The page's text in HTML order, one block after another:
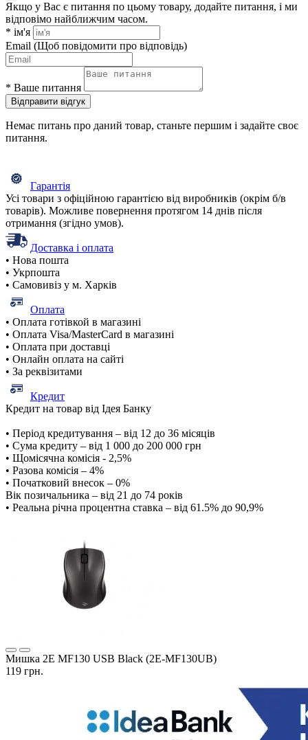
Якщо у Вас є питання по цьому товару, додайте питання, і ми
відповімо найближчим часом.
* ім'я
Email (Щоб повідомити про відповідь)
* Ваше питання
Відправити відгук
Немає питань про даний товар, станьте першим і задайте своє
питання.
Гарантія
Усі товари з офіційною гарантією від виробників (окрім б/в
товарів). Можливе повернення протягом 14 днів після
отримання (згідно умов).
Доставка і оплата
• Нова пошта
• Укрпошта
• Самовивіз у м. Харків
Оплата
• Оплата готівкой в магазині
• Оплата Visa/MasterCard в магазині
• Оплата при доставці
• Онлайн оплата на сайті
• За реквізитами
Кредит
Кредит на товар від Ідея Банку
• Період кредитування – від 12 до 36 місяців
• Сума кредиту – від 1 000 до 200 000 грн
• Щомісячна комісія - 2,5%
• Разова комісія – 4%
• Початковий внесок – 0%
Вік позичальника – від 21 до 74 років
• Реальна річна процентна ставка – від 61.5% до 90,9%
Мишка 2E MF130 USB Black (2E-MF130UB)
119 грн.